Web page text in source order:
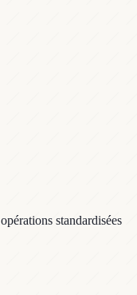
standardisées